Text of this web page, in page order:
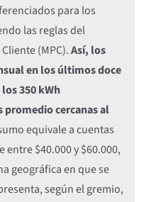
para los
las reglas del
(MPC).Así, los
en los últimos doce
350 kWh
cercanas al
equivale a cuentas
$40.000 y $60.000,
geográfica en que se
según el gremio,